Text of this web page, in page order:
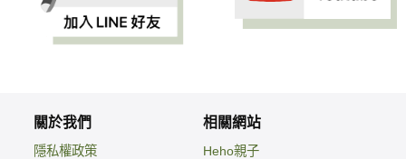
關於我們
隱私權政策
相關網站
Heho親子